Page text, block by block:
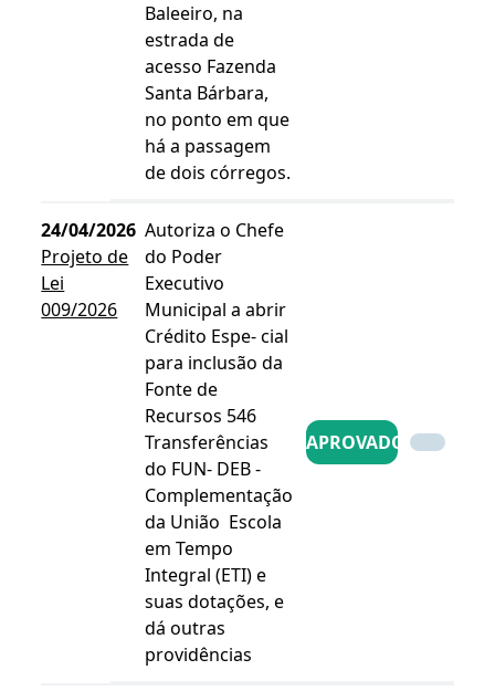
Baleeiro, na
estrada de
acesso Fazenda
Santa Bárbara,
no ponto em que
há a passagem
de dois córregos.
24/04/2026
Projeto de
Lei
009/2026
Autoriza o Chefe
do Poder
Executivo
Municipal a abrir
Crédito Espe- cial
para inclusão da
Fonte de
Recursos 546 
Transferências
do FUN- DEB -
Complementação
da União  Escola
em Tempo
Integral (ETI) e
suas dotações, e
dá outras
providências
APROVADO